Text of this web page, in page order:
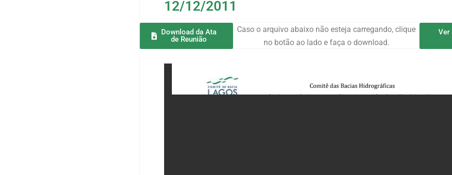
12/12/2011
Download da Ata
de Reunião
Caso o arquivo abaixo não esteja carregando, clique
no botão ao lado e faça o download.
Ver